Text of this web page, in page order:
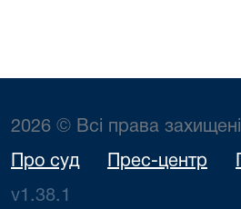
2026 © Всі права захищені
Про суд Прес-центр
v1.38.1